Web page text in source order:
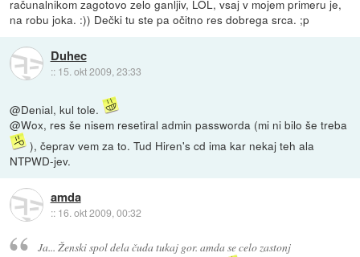
računalnikom zagotovo zelo ganljiv, LOL, vsaj v mojem primeru je,
na robu joka. :)) Dečki tu ste pa očitno res dobrega srca. ;p
Duhec
:: 15. okt 2009, 23:33
@Denial, kul tole.
@Wox, res še nisem resetiral admin passworda (mi ni bilo še treba
), čeprav vem za to. Tud Hiren's cd ima kar nekaj teh ala
NTPWD-jev.
amda
:: 16. okt 2009, 00:32
Ja... Ženski spol dela čuda tukaj gor. amda se celo zastonj